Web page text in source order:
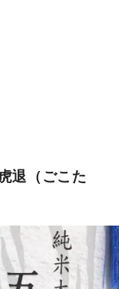
退（ごこた